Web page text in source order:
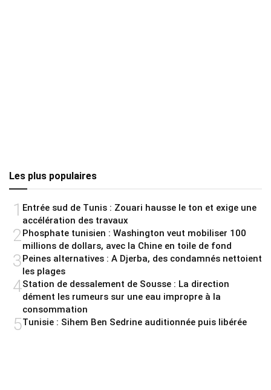
Les plus populaires
1 Entrée sud de Tunis : Zouari hausse le ton et exige une
accélération des travaux
2 Phosphate tunisien : Washington veut mobiliser 100
millions de dollars, avec la Chine en toile de fond
3 Peines alternatives : A Djerba, des condamnés nettoient
les plages
4Station de dessalement de Sousse : La direction
dément les rumeurs sur une eau impropre à la
consommation
5Tunisie : Sihem Ben Sedrine auditionnée puis libérée